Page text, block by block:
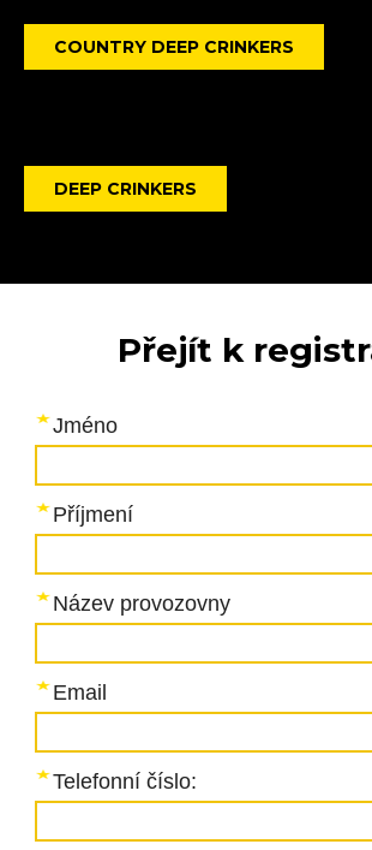
COUNTRY DEEP CRINKERS
DEEP CRINKERS
Přejít k